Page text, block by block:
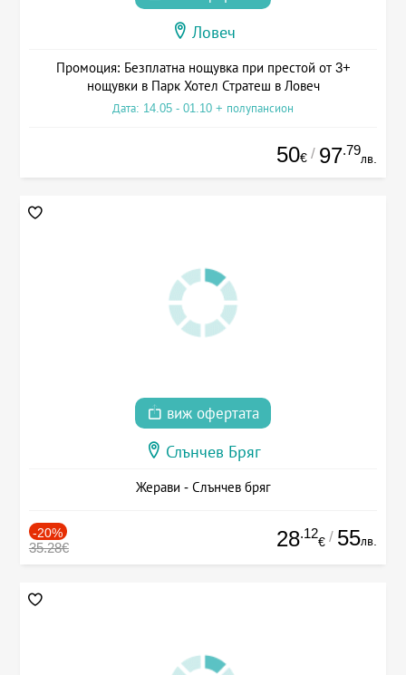
Ловеч
Промоция: Безплатна нощувка при престой от 3+
нощувки в Парк Хотел Стратеш в Ловеч
Дата: 14.05 - 01.10 + полупансион
50€ / 97.79
лв.
виж офертата
Слънчев Бряг
Жерави - Слънчев бряг
-20%
35.28€ 28.12
€ / 55лв.